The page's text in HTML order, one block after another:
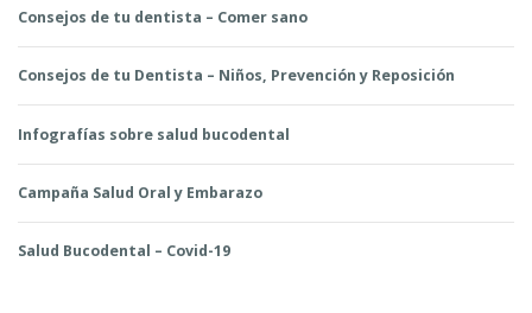
Consejos de tu dentista – Comer sano
Consejos de tu Dentista – Niños, Prevención y Reposición
Infografías sobre salud bucodental
Campaña Salud Oral y Embarazo
Salud Bucodental – Covid-19